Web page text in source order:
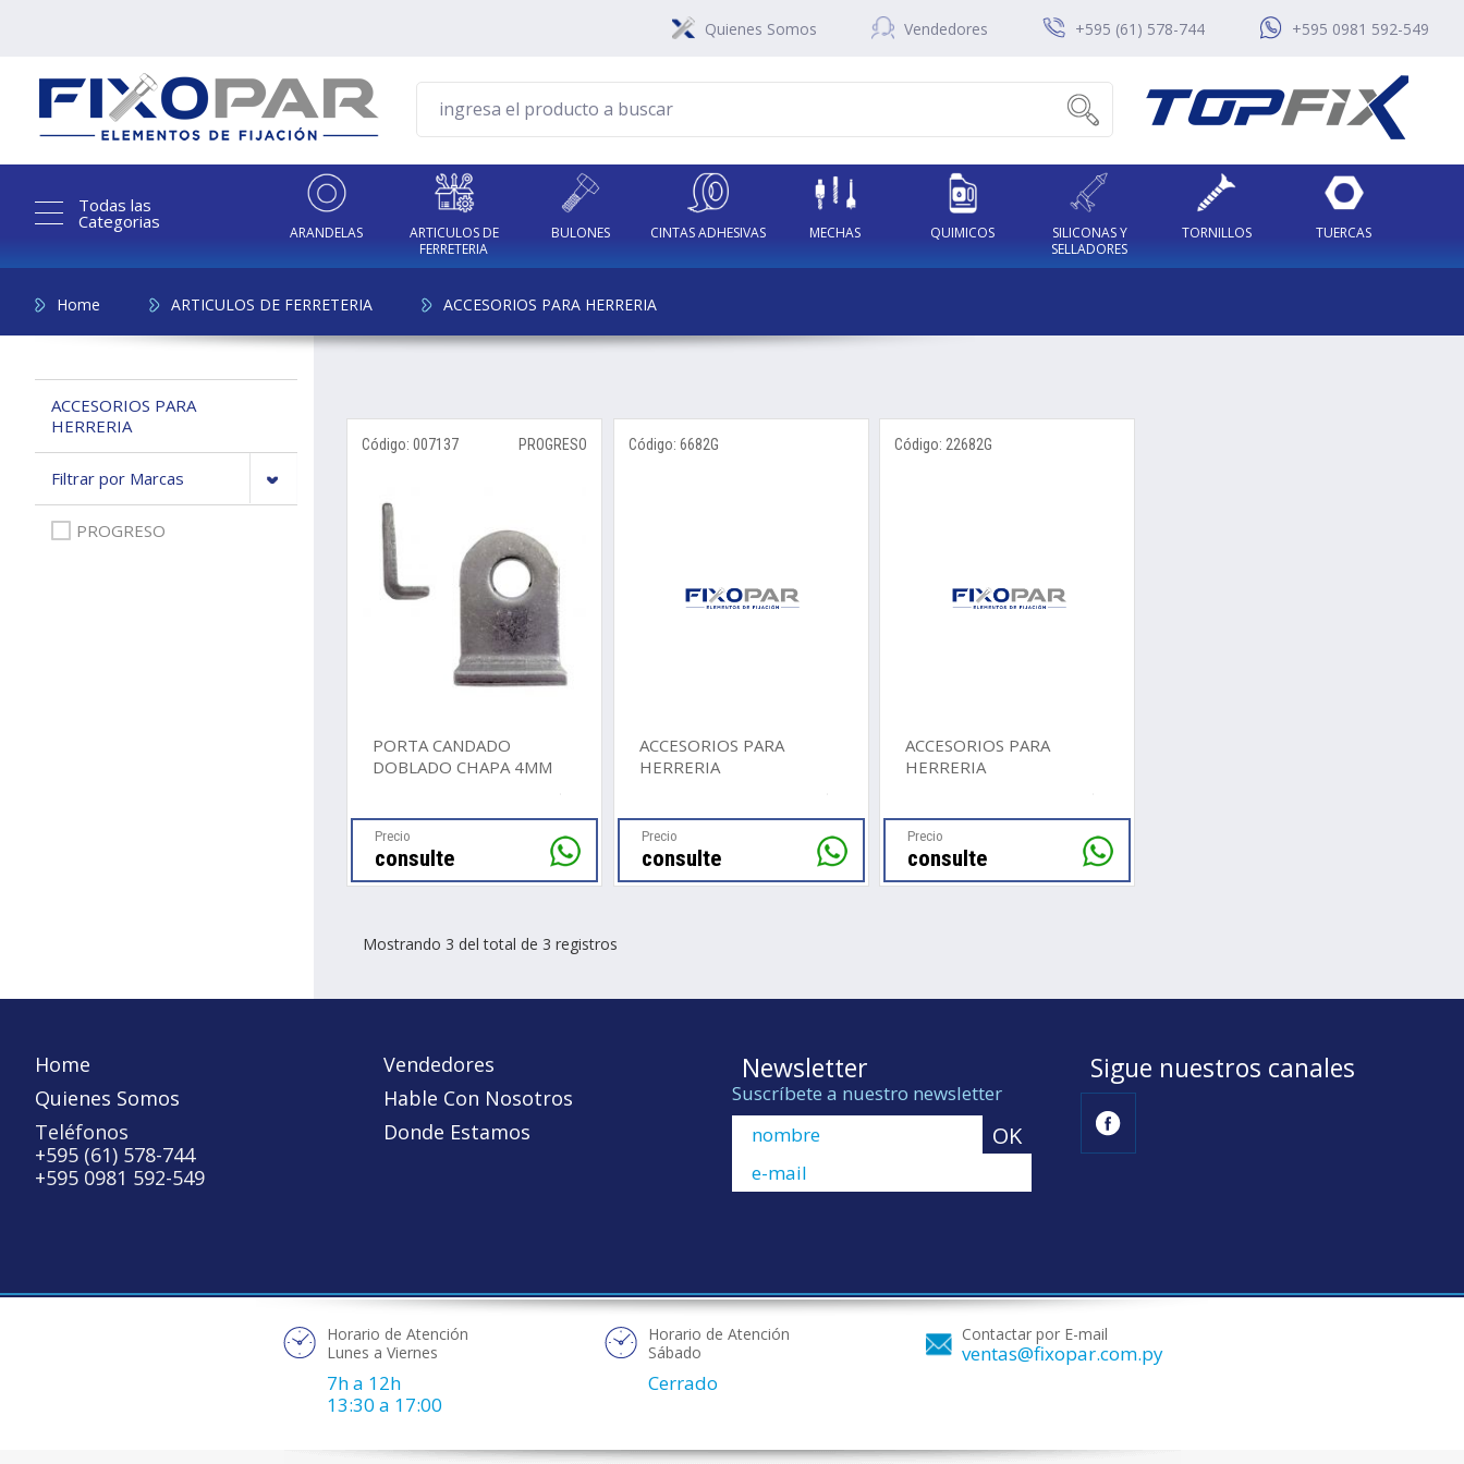
Quienes Somos Vendedores +595 (61) 578-744 +595 0981 592-549
Todas las
Categorias
ARANDELAS
ARTICULOS DE
FERRETERIA
BULONES CINTAS ADHESIVAS MECHAS QUIMICOS
SILICONAS Y
SELLADORES
TORNILLOS TUERCAS
Home ARTICULOS DE FERRETERIA ACCESORIOS PARA HERRERIA
ACCESORIOS PARA
HERRERIA
Filtrar por Marcas
PROGRESO
Código: 007137 PROGRESO
PORTA CANDADO
DOBLADO CHAPA 4MM
Precio
consulte
Código: 6682G
ACCESORIOS PARA
HERRERIA
Precio
consulte
Código: 22682G
ACCESORIOS PARA
HERRERIA
Precio
consulte
Mostrando 3 del total de 3 registros
Home
Quienes Somos
Teléfonos
+595 (61) 578-744
+595 0981 592-549
Vendedores
Hable Con Nosotros
Donde Estamos
Newsletter
Suscríbete a nuestro newsletter
Sigue nuestros canales
Horario de Atención
Lunes a Viernes
7h a 12h
13:30 a 17:00
Horario de Atención
Sábado
Cerrado
Contactar por E-mail
ventas@fixopar.com.py